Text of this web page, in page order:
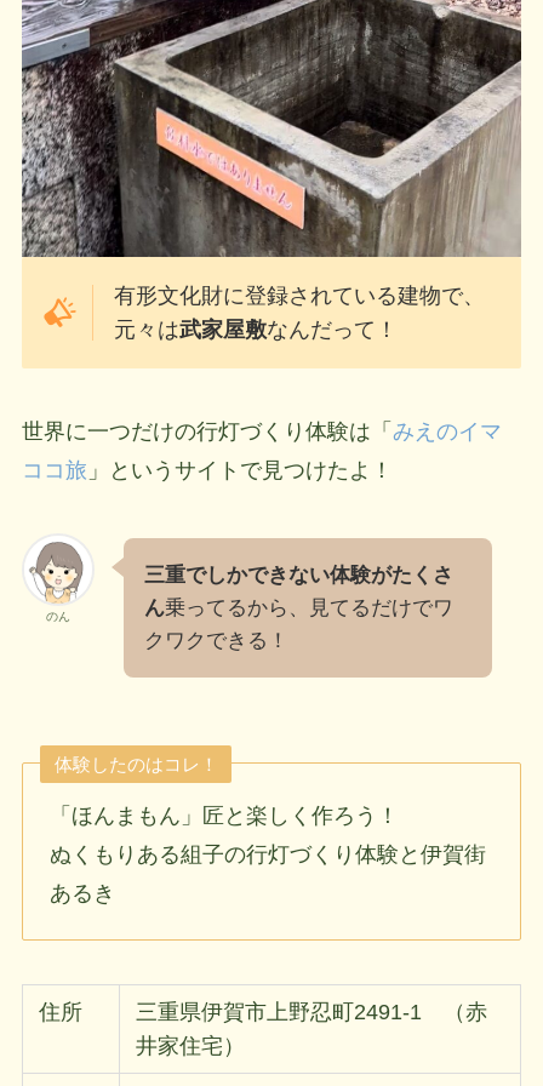
有形文化財に登録されている建物で、
元々は武家屋敷なんだって！
世界に一つだけの行灯づくり体験は「 みえのイマ
ココ旅 」というサイトで見つけたよ！
のん
三重でしかできない体験がたくさ
ん乗ってるから、見てるだけでワ
クワクできる！
体験したのはコレ！
「ほんまもん」匠と楽しく作ろう！
ぬくもりある組子の行灯づくり体験と伊賀街
あるき
住所
三重県伊賀市上野忍町2491-1 （赤
井家住宅）